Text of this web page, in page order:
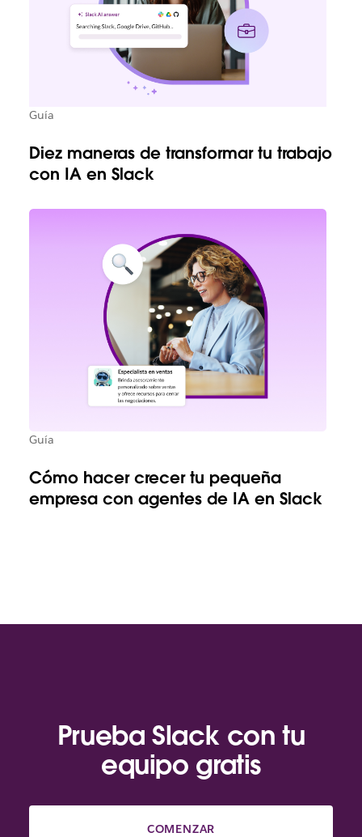
Guía
Diez maneras de transformar tu trabajo
con IA en Slack
Guía
Cómo hacer crecer tu pequeña
empresa con agentes de IA en Slack
Prueba Slack con tu
equipo gratis
COMENZAR